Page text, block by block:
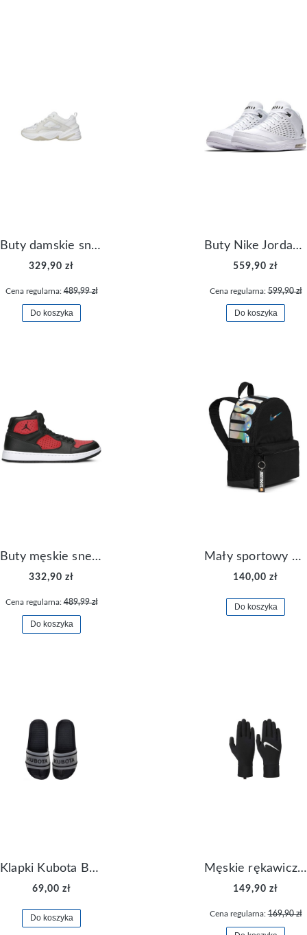
Buty damskie sneakersy Nike M2K Tekno AO3108-006
329,90 zł
Cena regularna:489,99 zł
Do koszyka
Buty Nike Jordan Flight Origin 4 921196-100
559,90 zł
Cena regularna:599,90 zł
Do koszyka
Buty męskie sneakersy Jordan Access AR3762-006
332,90 zł
Cena regularna:489,99 zł
Do koszyka
Mały sportowy plecak plecaczek Nike Brasilia JDI DR6091-017
140,00 zł
Do koszyka
Klapki Kubota Basenowe Gel Czarne
69,00 zł
Do koszyka
Męskie rękawiczki Nike Dri-FIT Lightweight Gloves N.RG.M0.082
149,90 zł
Cena regularna:169,90 zł